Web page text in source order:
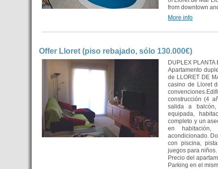
from downtown
More info
Offer Lloret (piso rebajado, sólo 130.000€)
DUPLEX PLANTA
Apartamento
de LLORET DE
casino de Lloret
construcción (4
salida a
equipada,
completo y un
en
acondicionado.
con piscina,
juegos para niños.
Precio del
Parking en el